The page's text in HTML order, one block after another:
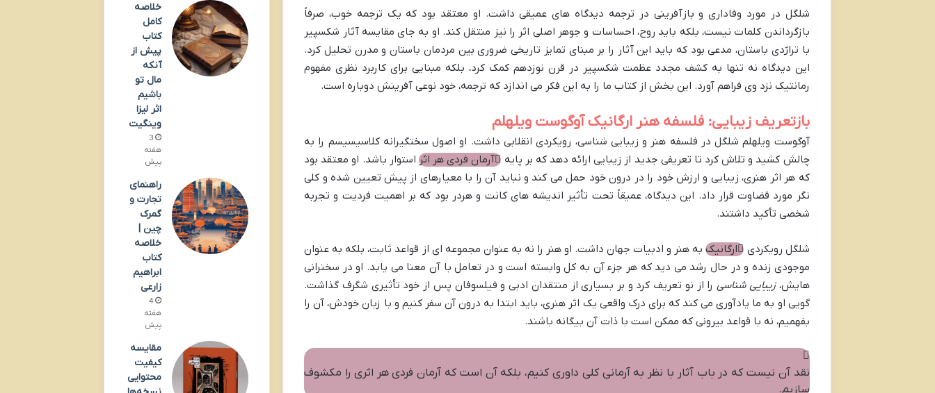
شلگل در مورد وفاداری و بازآفرینی در ترجمه دیدگاه های عمیقی داشت. او معتقد بود که یک ترجمه خوب، صرفاً
بازگرداندن کلمات نیست، بلکه باید روح، احساسات و جوهر اصلی اثر را نیز منتقل کند. او به جای مقایسه آثار شکسپیر
با تراژدی باستان، مدعی بود که باید این آثار را بر مبنای تمایز تاریخی ضروری بین مردمان باستان و مدرن تحلیل کرد.
این دیدگاه نه تنها به کشف مجدد عظمت شکسپیر در قرن نوزدهم کمک کرد، بلکه مبنایی برای کاربرد نظری مفهوم
رمانتیک نزد وی فراهم آورد. این بخش از کتاب ما را به این فکر می اندازد که ترجمه، خود نوعی آفرینش دوباره است.
بازتعریف زیبایی: فلسفه هنر ارگانیک آوگوست ویلهلم
آوگوست ویلهلم شلگل در فلسفه هنر و زیبایی شناسی، رویکردی انقلابی داشت. او اصول سختگیرانه کلاسیسیسم را به
چالش کشید و تلاش کرد تا تعریفی جدید از زیبایی ارائه دهد که بر پایه
آرمان فردی هر اثر استوار باشد. او معتقد بود
که هر اثر هنری، زیبایی و ارزش خود را در درون خود حمل می کند و نباید آن را با معیارهای از پیش تعیین شده و کلی
نگر مورد قضاوت قرار داد. این دیدگاه، عمیقاً تحت تأثیر اندیشه های کانت و هردر بود که بر اهمیت فردیت و تجربه
شخصی تأکید داشتند.
شلگل رویکردی ارگانیکبه هنر و ادبیات جهان داشت. او هنر را نه به عنوان مجموعه ای از قواعد ثابت، بلکه به عنوان
موجودی زنده و در حال رشد می دید که هر جزء آن به کل وابسته است و در تعامل با آن معنا می یابد. او در سخنرانی
هایش،زیبایی شناسیرا از نو تعریف کرد و بر بسیاری از منتقدان ادبی و فیلسوفان پس از خود تأثیری شگرف گذاشت.
گویی او به ما یادآوری می کند که برای درک واقعی یک اثر هنری، باید ابتدا به درون آن سفر کنیم و با زبان خودش، آن را
بفهمیم، نه با قواعد بیرونی که ممکن است با ذات آن بیگانه باشند.
نقد آن نیست که در باب آثار با نظر به آرمانى کلى داورى کنیم، بلکه آن است که آرمان فردى هر اثرى را مکشوف
سازیم.
خلاصه
کامل
کتاب
پیش از
آنکه
مال تو
باشیم
اثر لیزا
وینگیت
3
هفته
پیش
راهنمای
تجارت و
گمرک
چین |
خلاصه
کتاب
ابراهیم
زارعی
4
هفته
پیش
مقایسه
کیفیت
محتوایی